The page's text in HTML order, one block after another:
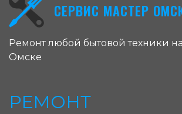
СЕРВИС МАСТЕР
Ремонт любой бытовой техники
Омске
РЕМОНТ